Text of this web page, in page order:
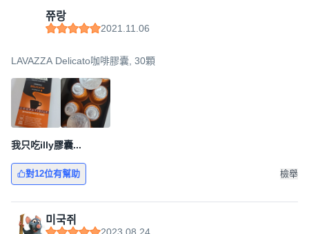
쮸랑
2021.11.06
LAVAZZA Delicato咖啡膠囊, 30顆
我只吃illy膠囊...
對12位有幫助 檢舉
미국쥐
2023.08.24